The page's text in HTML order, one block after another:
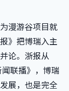
漫游谷项目就
》把博瑞入主
论。浙报从
联播》，博瑞
展，也是完全